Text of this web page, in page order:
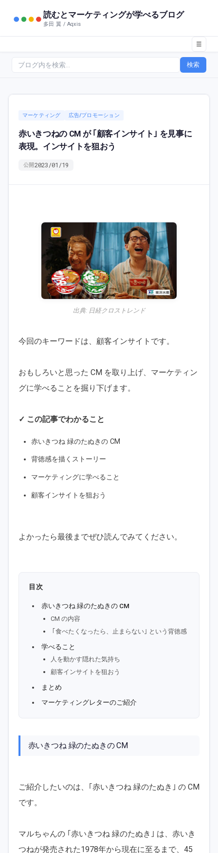
読むとマーケティングが学べるブログ
多田 翼 / Aqxis
☰
検索
マーケティング 広告/プロモーション
赤いきつねの CM が ｢顧客インサイト｣ を見事に
表現。インサイトを狙おう
公開2023/01/19
出典: 日経クロストレンド
今回のキーワードは、顧客インサイトです。
おもしろいと思った CM を取り上げ、マーケティン
グに学べることを掘り下げます。
✓ この記事でわかること
赤いきつね 緑のたぬきの CM
背徳感を描くストーリー
マーケティングに学べること
顧客インサイトを狙おう
よかったら最後までぜひ読んでみてください。
目次
赤いきつね 緑のたぬきの CM
CM の内容
｢食べたくなったら、止まらない｣ という背徳感
学べること
人を動かす隠れた気持ち
顧客インサイトを狙おう
まとめ
マーケティングレターのご紹介
赤いきつね 緑のたぬきの CM
ご紹介したいのは、｢赤いきつね 緑のたぬき｣ の CM
です。
マルちゃんの ｢赤いきつね 緑のたぬき｣ は、赤いき
つねが発売された1978年から現在に至るまで、45